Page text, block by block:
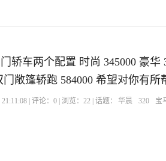
轿车两个配置 时尚 345000 豪华
门敞篷轿跑 584000 希望对你有所
| 评论：0 | 浏览：22 | 话题： 华晨 320 宝